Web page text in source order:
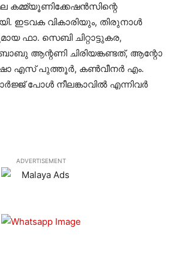
കമ്മ്യൂണിക്കേഷന്‍സിന്റെ
ഇടവക വികാരിയും, തിരുനാള്‍
ഫാ. സെബി ചിറ്റാട്ടുകര,
ആന്റണി ചിരിയങ്കണ്ടത്, ആന്റോ
എസ് പുത്തൂര്‍, കണ്‍വീനര്‍ എം.
പോള്‍ നീലങ്കാവില്‍ എന്നിവര്‍
ADVERTISEMENT